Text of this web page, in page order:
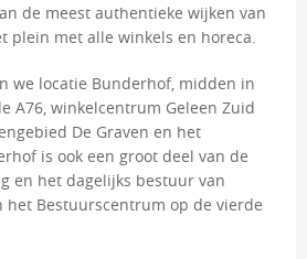
de meest authentieke wijken van
plein met alle winkels en horeca.
we locatie Bunderhof, midden in
A76, winkelcentrum Geleen Zuid
De Graven en het
is ook een groot deel van de
en het dagelijks bestuur van
het Bestuurscentrum op de vierde